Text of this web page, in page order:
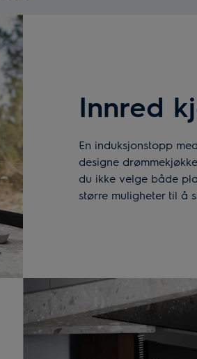
Innred
En induksjonstopp
designe
du ikke velge både
større muligheter til å